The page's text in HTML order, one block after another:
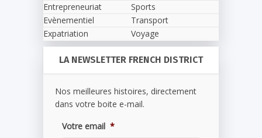
Entrepreneuriat
Evènementiel
Expatriation
Sports
Transport
Voyage
LA NEWSLETTER FRENCH DISTRICT
Nos meilleures histoires, directement
dans votre boite e-mail.
Votre email *